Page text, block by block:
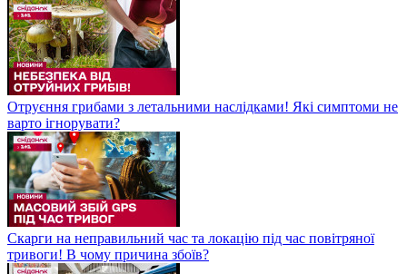
Отруєння грибами з летальними наслідками! Які симптоми не
варто ігнорувати?
Скарги на неправильний час та локацію під час повітряної
тривоги! В чому причина збоїв?